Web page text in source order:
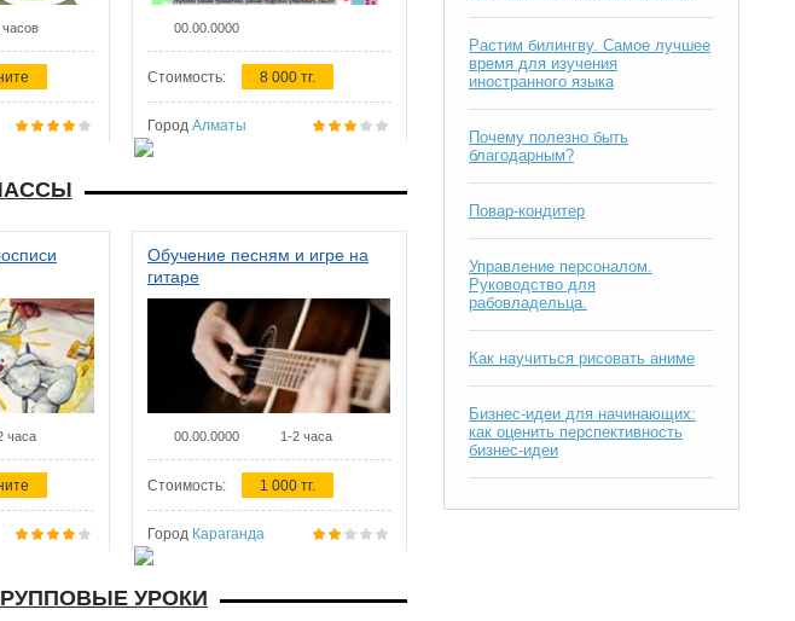
часов 00.00.0000
Стоимость: 8 000 тг.
Город Алматы
часа
Обучение песням и игре на
гитаре
00.00.0000 1-2 часа
Стоимость: 1 000 тг.
Город Караганда
УРОКИ
Растим билингву. Самое лучшее
время для изучения
иностранного языка
Почему полезно быть
благодарным?
Повар-кондитер
Управление персоналом.
Руководство для
рабовладельца.
Как научиться рисовать аниме
Бизнес-идеи для начинающих:
как оценить перспективность
бизнес-идеи